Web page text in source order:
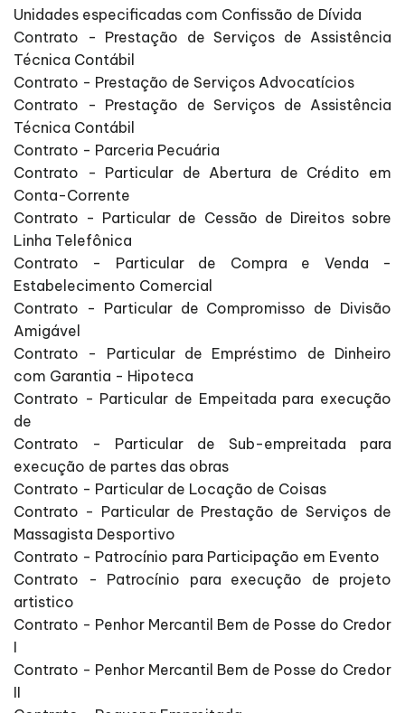
Unidades especificadas com Confissão de Dívida
Contrato - Prestação de Serviços de Assistência
Técnica Contábil
Contrato - Prestação de Serviços Advocatícios
Contrato - Prestação de Serviços de Assistência
Técnica Contábil
Contrato - Parceria Pecuária
Contrato - Particular de Abertura de Crédito em
Conta-Corrente
Contrato - Particular de Cessão de Direitos sobre
Linha Telefônica
Contrato - Particular de Compra e Venda -
Estabelecimento Comercial
Contrato - Particular de Compromisso de Divisão
Amigável
Contrato - Particular de Empréstimo de Dinheiro
com Garantia - Hipoteca
Contrato - Particular de Empeitada para execução
de
Contrato - Particular de Sub-empreitada para
execução de partes das obras
Contrato - Particular de Locação de Coisas
Contrato - Particular de Prestação de Serviços de
Massagista Desportivo
Contrato - Patrocínio para Participação em Evento
Contrato - Patrocínio para execução de projeto
artistico
Contrato - Penhor Mercantil Bem de Posse do Credor
I
Contrato - Penhor Mercantil Bem de Posse do Credor
II